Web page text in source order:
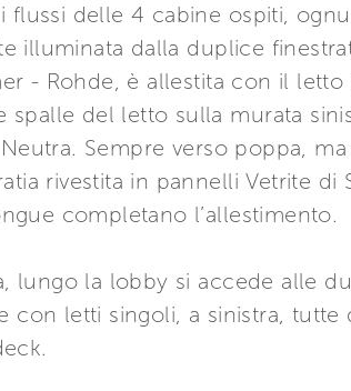
delle 4 cabine ospiti,
illuminata dalla duplice
- Rohde, è allestita con il
del letto sulla murata
Sempre verso poppa,
rivestita in pannelli Vetrite di
completano l’allestimento.
lungo la lobby si accede alle
con letti singoli, a sinistra,